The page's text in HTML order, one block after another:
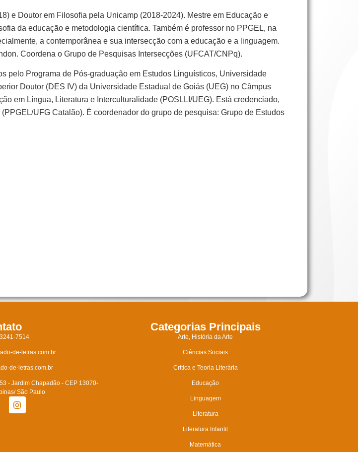
e Doutor em Filosofia pela Unicamp (2018-2024). Mestre em Educação e
da educação e metodologia científica. Também é professor no PPGEL, na
a contemporânea e sua intersecção com a educação e a linguagem.
Coordena o Grupo de Pesquisas Intersecções (UFCAT/CNPq).
pelo Programa de Pós-graduação em Estudos Linguísticos, Universidade
Doutor (DES IV) da Universidade Estadual de Goiás (UEG) no Câmpus
em Língua, Literatura e Interculturalidade (POSLLI/UEG). Está credenciado,
UFG Catalão). É coordenador do grupo de pesquisa: Grupo de Estudos
7514
de-letras.com.br
de-letras.com.br
- Jardim Chapadão - CEP 13070-
São Paulo
Categorias Principais
Arte, História da Arte
Ciências Sociais
Crítica e Teoria Literária
Educação
Linguagem
Literatura
Literatura Infantil
Matemática